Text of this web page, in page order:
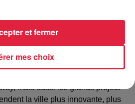
Artiste : ZELTNER, Fribourg
. Thème : MULHOUSE,
mais aussi les grands projets
la ville plus innovante, plus
mes choix
et fermer